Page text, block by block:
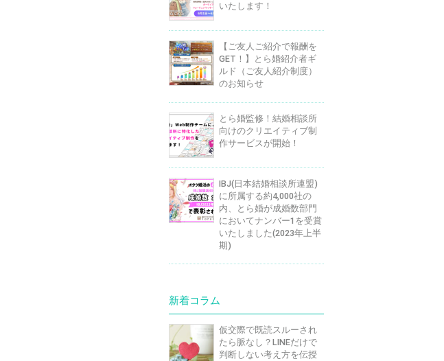
いたします！
【ご友人ご紹介で報酬を
GET！】とら婚紹介者ギ
ルド（ご友人紹介制度）
のお知らせ
とら婚監修！結婚相談所
向けのクリエイティブ制
作サービスが開始！
IBJ(日本結婚相談所連盟)
に所属する約4,000社の
内、とら婚が成婚数部門
においてナンバー1を受賞
いたしました(2023年上半
期)
新着コラム
仮交際で既読スルーされ
たら脈なし？LINEだけで
判断しない考え方を伝授